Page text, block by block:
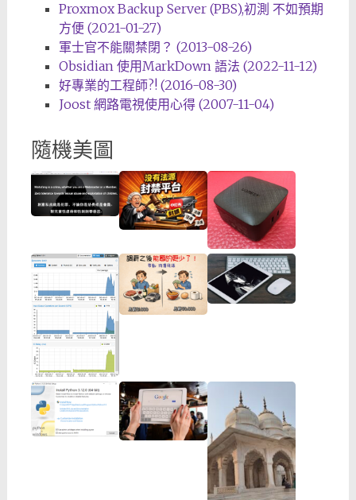
Proxmox Backup Server (PBS),初測 不如預期
方便 (2021-01-27)
軍士官不能關禁閉？ (2013-08-26)
Obsidian 使用MarkDown 語法 (2022-11-12)
好專業的工程師?! (2016-08-30)
Joost 網路電視使用心得 (2007-11-04)
隨機美圖